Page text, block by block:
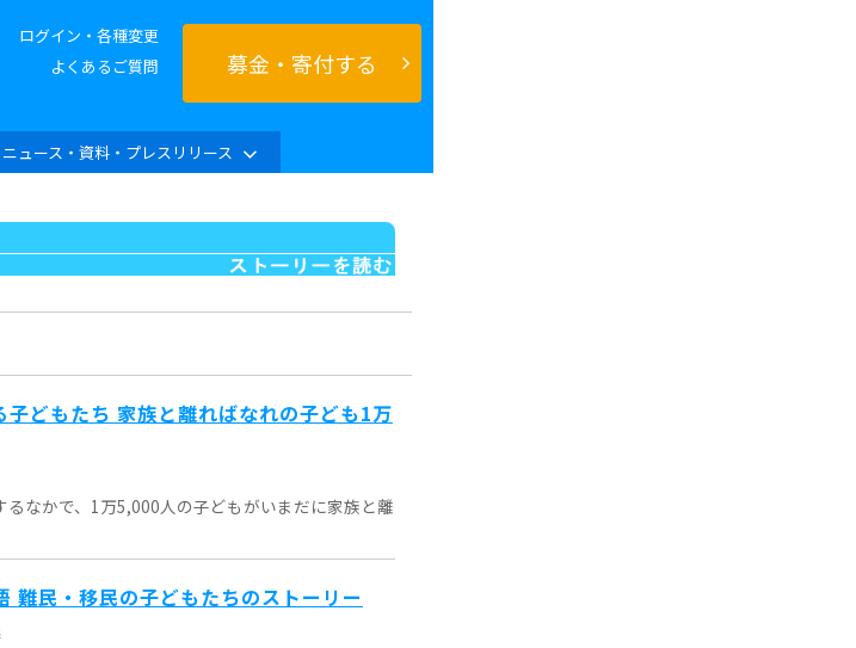
ログイン・各種変更
よくあるご質問
募金・寄付する
ニュース・資料・プレスリリース
どもたち 家族と離ればなれの子ども1万
なかで、1万5,000人の子どもがいまだに家族と離
難民・移民の子どもたちのストーリー